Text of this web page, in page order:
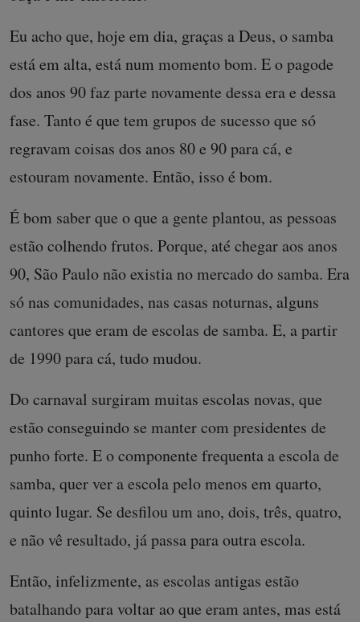
Eu acho que, hoje em dia, graças a Deus, o samba
está em alta, está num momento bom. E o pagode
dos anos 90 faz parte novamente dessa era e dessa
fase. Tanto é que tem grupos de sucesso que só
regravam coisas dos anos 80 e 90 para cá, e
estouram novamente. Então, isso é bom.
É bom saber que o que a gente plantou, as pessoas
estão colhendo frutos. Porque, até chegar aos anos
90, São Paulo não existia no mercado do samba. Era
só nas comunidades, nas casas noturnas, alguns
cantores que eram de escolas de samba. E, a partir
de 1990 para cá, tudo mudou.
Do carnaval surgiram muitas escolas novas, que
estão conseguindo se manter com presidentes de
punho forte. E o componente frequenta a escola de
samba, quer ver a escola pelo menos em quarto,
quinto lugar. Se desfilou um ano, dois, três, quatro,
e não vê resultado, já passa para outra escola.
Então, infelizmente, as escolas antigas estão
batalhando para voltar ao que eram antes, mas está